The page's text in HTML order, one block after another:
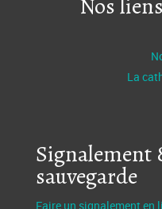
Nos
La
Signalement
sauvegarde
Faire un signalement en